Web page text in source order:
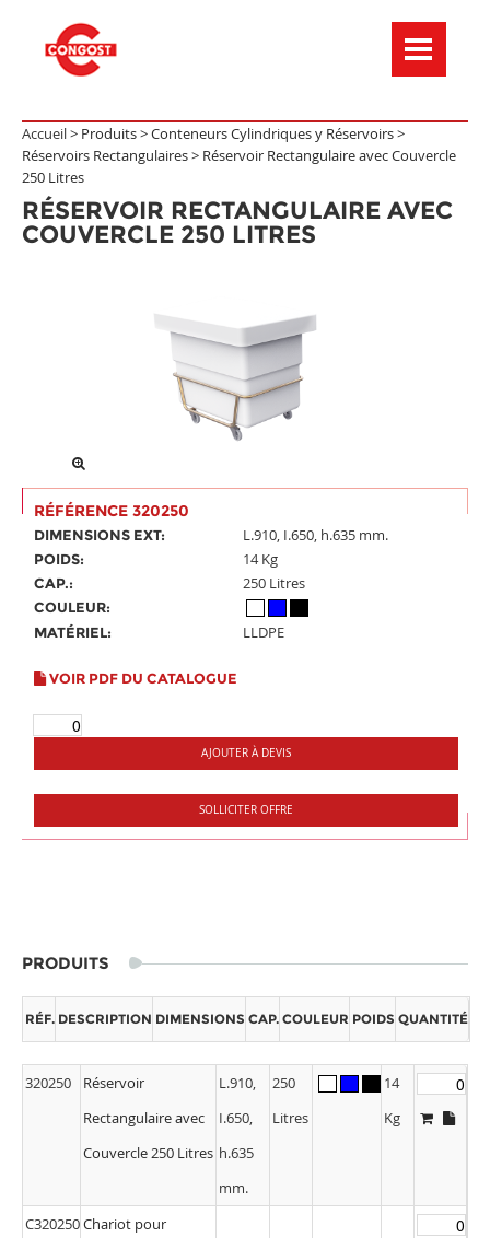
Accueil > Produits>Conteneurs Cylindriques y Réservoirs>
Réservoirs Rectangulaires> Réservoir Rectangulaire avec Couvercle
250 Litres
RÉSERVOIR RECTANGULAIRE AVEC
COUVERCLE 250 LITRES
RÉFÉRENCE 320250
DIMENSIONS EXT: L.910, I.650, h.635 mm.
POIDS: 14 Kg
CAP.: 250 Litres
COULEUR:
MATÉRIEL:
LLDPE
VOIR PDF DU CATALOGUE
AJOUTER À DEVIS
SOLLICITER OFFRE
PRODUITS
RÉF. DESCRIPTION DIMENSIONS CAP. COULEUR POIDS QUANTITÉ
320250
Réservoir
Rectangulaire avec
Couvercle 250 Litres
L.910,
I.650,
h.635
mm.
250
Litres
14
Kg
C320250Chariot pour